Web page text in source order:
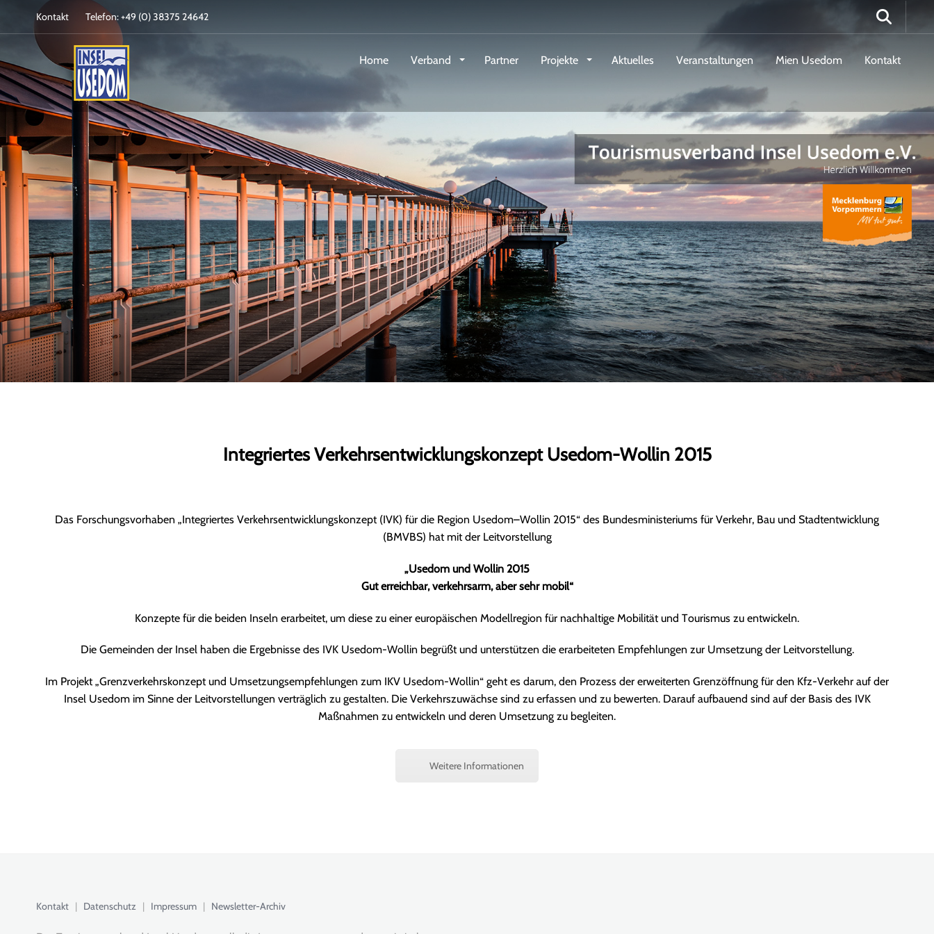
Kontakt Telefon: +49 (0) 38375 24642
Home Verband Partner Projekte Aktuelles Veranstaltungen Mien Usedom Kontakt
Integriertes Verkehrsentwicklungskonzept Usedom-Wollin 2015
Das Forschungsvorhaben „Integriertes Verkehrsentwicklungskonzept (IVK) für die Region Usedom–Wollin 2015“ des Bundesministeriums für Verkehr, Bau und Stadtentwicklung
(BMVBS) hat mit der Leitvorstellung
„Usedom und Wollin 2015
Gut erreichbar, verkehrsarm, aber sehr mobil“
Konzepte für die beiden Inseln erarbeitet, um diese zu einer europäischen Modellregion für nachhaltige Mobilität und Tourismus zu entwickeln.
Die Gemeinden der Insel haben die Ergebnisse des IVK Usedom-Wollin begrüßt und unterstützen die erarbeiteten Empfehlungen zur Umsetzung der Leitvorstellung.
Im Projekt „Grenzverkehrskonzept und Umsetzungsempfehlungen zum IKV Usedom-Wollin“ geht es darum, den Prozess der erweiterten Grenzöffnung für den Kfz-Verkehr auf der
Insel Usedom im Sinne der Leitvorstellungen verträglich zu gestalten. Die Verkehrszuwächse sind zu erfassen und zu bewerten. Darauf aufbauend sind auf der Basis des IVK
Maßnahmen zu entwickeln und deren Umsetzung zu begleiten.
Weitere Informationen
Kontakt | Datenschutz | Impressum | Newsletter-Archiv